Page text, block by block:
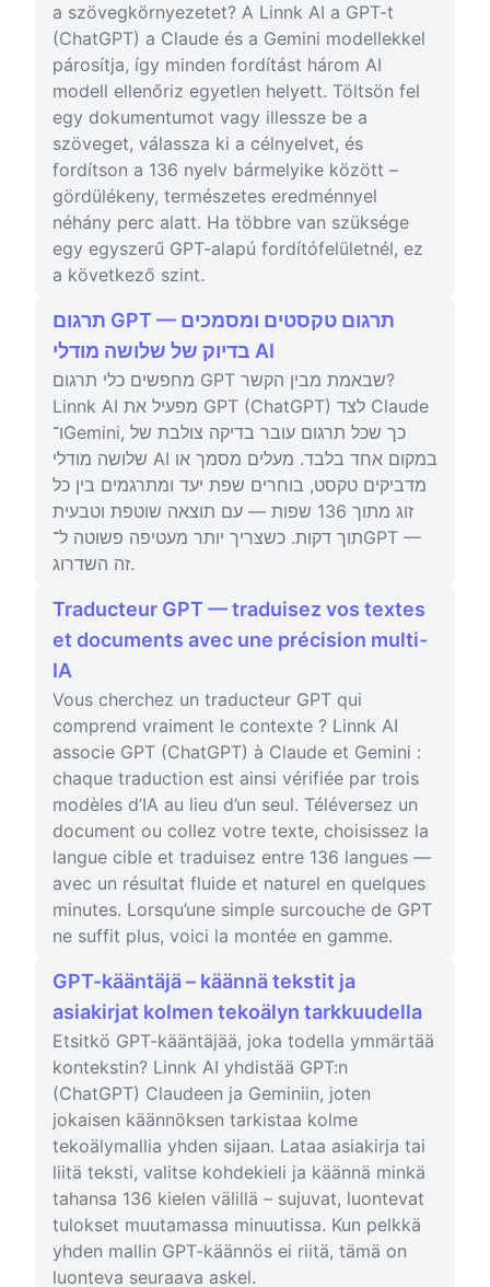
a szövegkörnyezetet? A Linnk AI a GPT-t
(ChatGPT) a Claude és a Gemini modellekkel
párosítja, így minden fordítást három AI
modell ellenőriz egyetlen helyett. Töltsön fel
egy dokumentumot vagy illessze be a
szöveget, válassza ki a célnyelvet, és
fordítson a 136 nyelv bármelyike között –
gördülékeny, természetes eredménnyel
néhány perc alatt. Ha többre van szüksége
egy egyszerű GPT-alapú fordítófelületnél, ez
a következő szint.
תרגום GPT — תרגום טקסטים ומסמכים
בדיוק של שלושה מודלי AI
מחפשים כלי תרגום GPT שבאמת מבין הקשר?
Linnk AI מפעיל את GPT (ChatGPT) לצד Claude
ו־Gemini, כך שכל תרגום עובר בדיקה צולבת של
שלושה מודלי AI במקום אחד בלבד. מעלים מסמך או
מדביקים טקסט, בוחרים שפת יעד ומתרגמים בין כל
זוג מתוך 136 שפות — עם תוצאה שוטפת וטבעית
תוך דקות. כשצריך יותר מעטיפה פשוטה ל־GPT —
זה השדרוג.
Traducteur GPT — traduisez vos textes
et documents avec une précision multi-
IA
Vous cherchez un traducteur GPT qui
comprend vraiment le contexte ? Linnk AI
associe GPT (ChatGPT) à Claude et Gemini :
chaque traduction est ainsi vérifiée par trois
modèles d’IA au lieu d’un seul. Téléversez un
document ou collez votre texte, choisissez la
langue cible et traduisez entre 136 langues —
avec un résultat fluide et naturel en quelques
minutes. Lorsqu’une simple surcouche de GPT
ne suffit plus, voici la montée en gamme.
GPT-kääntäjä – käännä tekstit ja
asiakirjat kolmen tekoälyn tarkkuudella
Etsitkö GPT-kääntäjää, joka todella ymmärtää
kontekstin? Linnk AI yhdistää GPT:n
(ChatGPT) Claudeen ja Geminiin, joten
jokaisen käännöksen tarkistaa kolme
tekoälymallia yhden sijaan. Lataa asiakirja tai
liitä teksti, valitse kohdekieli ja käännä minkä
tahansa 136 kielen välillä – sujuvat, luontevat
tulokset muutamassa minuutissa. Kun pelkkä
yhden mallin GPT-käännös ei riitä, tämä on
luonteva seuraava askel.